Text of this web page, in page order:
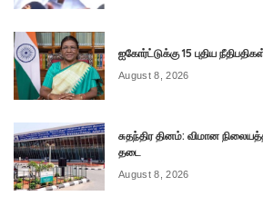
ஐகோர்ட்டுக்கு 15 புதிய
August 8, 2026
சுதந்திர தினம்: விமான
தடை
August 8, 2026